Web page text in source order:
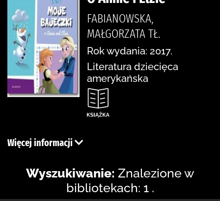
FABIANOWSKA,
MAŁGORZATA TŁ.
Rok wydania: 2017.
Literatura dziecięca
amerykańska
Więcej informacji
Wyszukiwanie: Znalezione w
bibliotekach: 1 .